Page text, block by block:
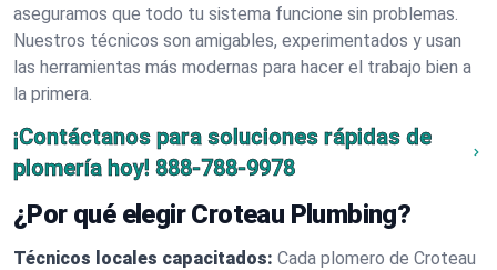
aseguramos que todo tu sistema funcione sin problemas.
Nuestros técnicos son amigables, experimentados y usan
las herramientas más modernas para hacer el trabajo bien a
la primera.
¡Contáctanos para soluciones rápidas de
plomería hoy! 888-788-9978
¿Por qué elegir Croteau Plumbing?
Técnicos locales capacitados: Cada plomero de Croteau